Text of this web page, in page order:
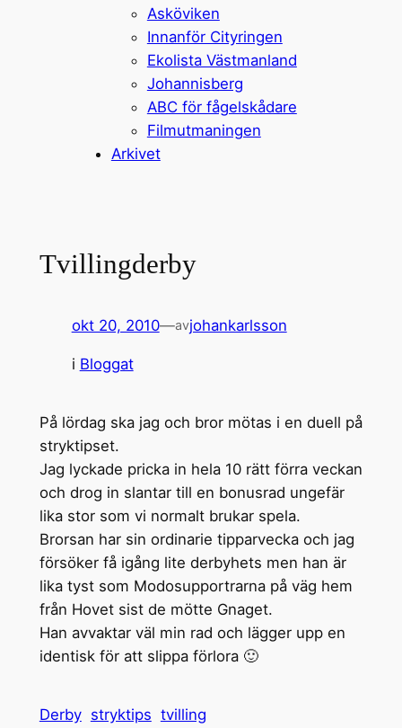
Asköviken
Innanför Cityringen
Ekolista Västmanland
Johannisberg
ABC för fågelskådare
Filmutmaningen
Arkivet
Tvillingderby
okt 20, 2010—avjohankarlsson
i Bloggat
På lördag ska jag och bror mötas i en duell på
stryktipset.
Jag lyckade pricka in hela 10 rätt förra veckan
och drog in slantar till en bonusrad ungefär
lika stor som vi normalt brukar spela.
Brorsan har sin ordinarie tipparvecka och jag
försöker få igång lite derbyhets men han är
lika tyst som Modosupportrarna på väg hem
från Hovet sist de mötte Gnaget.
Han avvaktar väl min rad och lägger upp en
identisk för att slippa förlora 🙂
Derby stryktips tvilling